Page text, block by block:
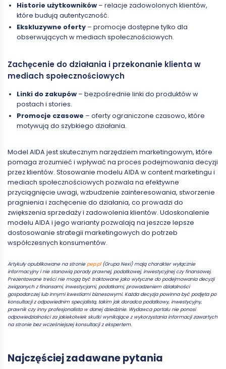
Historie użytkowników– relacje zadowolonych klientów,
które budują autentyczność.
Ekskluzywne oferty– promocje dostępne tylko dla
obserwujących w mediach społecznościowych.
Zachęcenie do działania i przekonanie klienta w
mediach społecznościowych
Linki do zakupów– bezpośrednie linki do produktów w
postach i stories.
Promocje czasowe – oferty ograniczone czasowo, które
motywują do szybkiego działania.
Model AIDA jest skutecznym narzędziem marketingowym, które
pomaga zrozumieć i wpływać na proces podejmowania decyzji
przez klientów. Stosowanie modelu AIDA w content marketingu i
mediach społecznościowych pozwala na efektywne
przyciągnięcie uwagi, wzbudzenie zainteresowania, stworzenie
pragnienia i zachęcenie do działania, co prowadzi do
zwiększenia sprzedaży i zadowolenia klientów. Udoskonalenie
modelu AIDA i jego warianty pozwalają na jeszcze lepsze
dostosowanie strategii marketingowych do potrzeb
współczesnych konsumentów.
Artykuły opublikowane na stroniepep.pl(Grupa Nexi) mają charakter wyłącznie
informacyjny i nie stanowią porady prawnej, podatkowej, inwestycyjnej czy finansowej.
Prezentowane treści nie mogą być traktowane jako wytyczne do podejmowania decyzji
związanych z finansami, inwestycjami, podatkami, prowadzeniem działalności
gospodarczej lub innymi kwestiami biznesowymi. Każda decyzja powinna być podjęta po
konsultacji z odpowiednim specjalistą, takim jak doradca podatkowy, inwestycyjny,
prawnik czy inny profesjonalista w danej dziedzinie. Wydawca portalu nie ponosi
odpowiedzialności za jakiekolwiek skutki wynikające z wykorzystania informacji zawartych
na stronie bez wcześniejszej konsultacji z ekspertem.
Najczęściej zadawane pytania